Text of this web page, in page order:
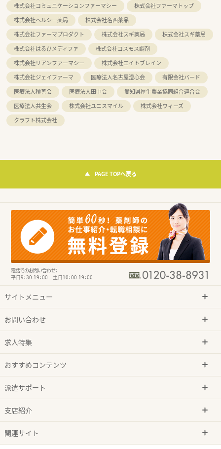
株式会社コミュニケーションファーマシー
株式会社ファーマトップ
株式会社ヘルシー薬局
株式会社名西薬品
株式会社ファーマプロダクト
株式会社スギ薬局
株式会社スギ薬局
株式会社はるひメディファ
株式会社コスモス調剤
株式会社リアンファーマシー
株式会社エイトブレイン
株式会社ジェイファーマ
医療法人名古屋澄心会
有限会社バード
医療法人積善会
医療法人田中会
愛知県厚生農業協同組合連合会
医療法人共生会
株式会社ユニスマイル
株式会社ウィーズ
クラフト株式会社
PAGE TOPへ戻る
電話でのお問い合わせ：
平日9：30-19：00 土日10：00-19：00
サイトメニュー
お問い合わせ
求人特集
おすすめコンテンツ
派遣サポート
支店紹介
関連サイト